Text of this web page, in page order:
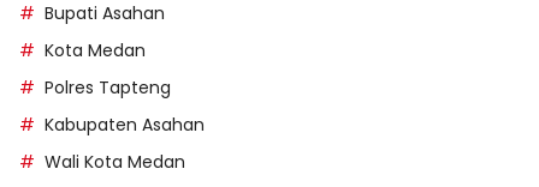
Bupati Asahan
Kota Medan
Polres Tapteng
Kabupaten Asahan
Wali Kota Medan